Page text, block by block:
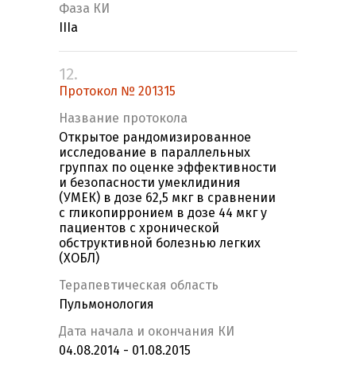
Фаза КИ
IIIa
12.
Протокол № 201315
Название протокола
Открытое рандомизированное
исследование в параллельных
группах по оценке эффективности
и безопасности умеклидиния
(УМЕК) в дозе 62,5 мкг в сравнении
с гликопирронием в дозе 44 мкг у
пациентов с хронической
обструктивной болезнью легких
(ХОБЛ)
Терапевтическая область
Пульмонология
Дата начала и окончания КИ
04.08.2014 - 01.08.2015